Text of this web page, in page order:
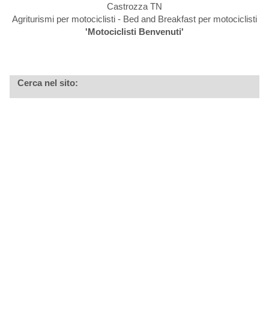
Castrozza TN
Agriturismi per motociclisti - Bed and Breakfast per motociclisti
'Motociclisti Benvenuti'
Cerca nel sito: